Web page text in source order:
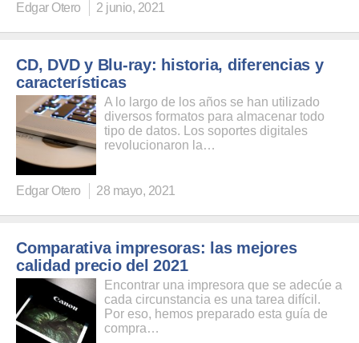
Edgar Otero 2 junio, 2021
CD, DVD y Blu-ray: historia, diferencias y
características
A lo largo de los años se han utilizado
diversos formatos para almacenar todo
tipo de datos. Los soportes digitales
revolucionaron la…
Edgar Otero 28 mayo, 2021
Comparativa impresoras: las mejores
calidad precio del 2021
Encontrar una impresora que se adecúe a
cada circunstancia es una tarea difícil.
Por eso, hemos preparado esta guía de
compra…